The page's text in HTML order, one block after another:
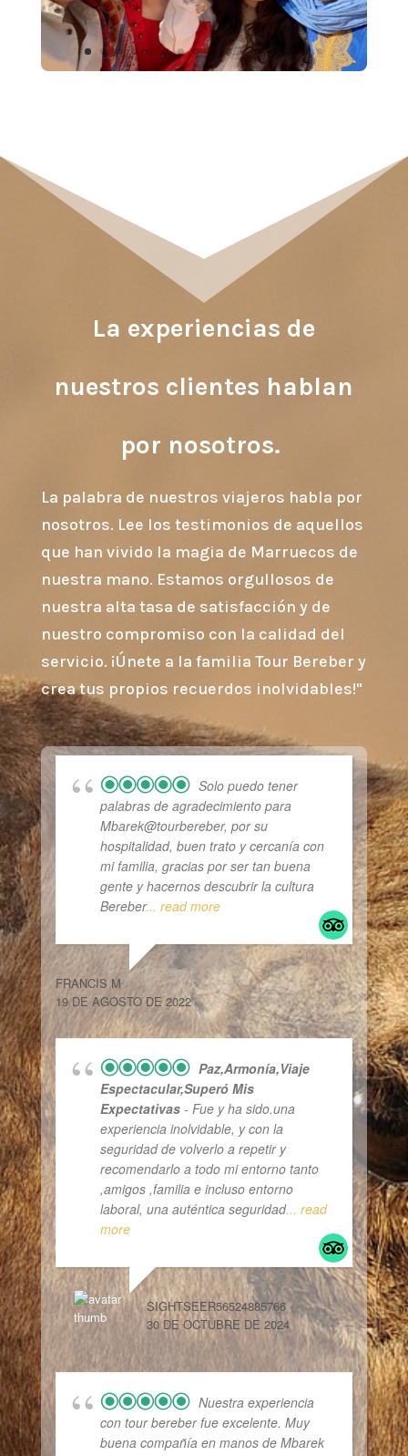
La experiencias de
nuestros clientes hablan
por nosotros.
La palabra de nuestros viajeros habla por
nosotros. Lee los testimonios de aquellos
que han vivido la magia de Marruecos de
nuestra mano. Estamos orgullosos de
nuestra alta tasa de satisfacción y de
nuestro compromiso con la calidad del
servicio. ¡Únete a la familia Tour Bereber y
crea tus propios recuerdos inolvidables!"
Solo puedo tener
palabras de agradecimiento para
Mbarek@tourbereber, por su
hospitalidad, buen trato y cercanía con
mi familia, gracias por ser tan buena
gente y hacernos descubrir la cultura
Bereber... read more
FRANCIS M
19 DE AGOSTO DE 2022
Paz,armonía,viaje
Espectacular,superó Mis
Expectativas- Fue y ha sido.una
experiencia inolvidable, y con la
seguridad de volverlo a repetir y
recomendarlo a todo mi entorno tanto
,amigos ,familia e incluso entorno
laboral, una auténtica seguridad... read
more
SIGHTSEER56524885766
30 DE OCTUBRE DE 2024
Nuestra experiencia
con tour bereber fue excelente. Muy
buena compañía en manos de Mbarek